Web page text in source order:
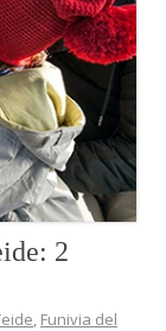
2
, Funivia del